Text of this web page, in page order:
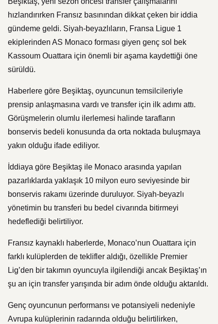
hızlandırırken Fransız basınından dikkat çeken bir iddia
gündeme geldi. Siyah-beyazlıların, Fransa Ligue 1
ekiplerinden AS Monaco forması giyen genç sol bek
Kassoum Ouattara için önemli bir aşama kaydettiği öne
sürüldü.
Haberlere göre Beşiktaş, oyuncunun temsilcileriyle
prensip anlaşmasına vardı ve transfer için ilk adımı attı.
Görüşmelerin olumlu ilerlemesi halinde tarafların
bonservis bedeli konusunda da orta noktada buluşmaya
yakın olduğu ifade ediliyor.
İddiaya göre Beşiktaş ile Monaco arasında yapılan
pazarlıklarda yaklaşık 10 milyon euro seviyesinde bir
bonservis rakamı üzerinde duruluyor. Siyah-beyazlı
yönetimin bu transferi bu bedel civarında bitirmeyi
hedeflediği belirtiliyor.
Fransız kaynaklı haberlerde, Monaco’nun Ouattara için
farklı kulüplerden de teklifler aldığı, özellikle Premier
Lig’den bir takımın oyuncuyla ilgilendiği ancak Beşiktaş’ın
şu an için transfer yarışında bir adım önde olduğu aktarıldı.
Genç oyuncunun performansı ve potansiyeli nedeniyle
Avrupa kulüplerinin radarında olduğu belirtilirken,